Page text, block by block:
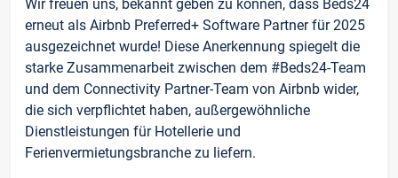
Wir freuen uns, bekannt geben zu können, dass Beds24
erneut als Airbnb Preferred+ Software Partner für 2025
ausgezeichnet wurde! Diese Anerkennung spiegelt die
starke Zusammenarbeit zwischen dem #Beds24-Team
und dem Connectivity Partner-Team von Airbnb wider,
die sich verpflichtet haben, außergewöhnliche
Dienstleistungen für Hotellerie und
Ferienvermietungsbranche zu liefern.